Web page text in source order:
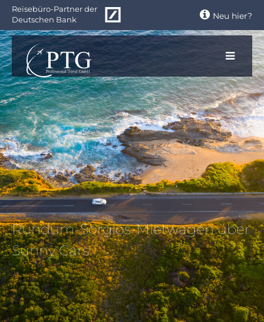
Zum
Hauptinhalt
springen
Reisebüro-Partner der
Deutschen Bank
Neu hier?
Rundum-Sorglos-Mietwagen über
Sunny Cars